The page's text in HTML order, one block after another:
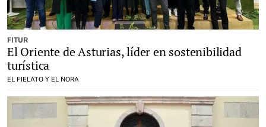
FITUR
El Oriente de Asturias, líder en sostenibilidad
turística
EL FIELATO Y EL NORA